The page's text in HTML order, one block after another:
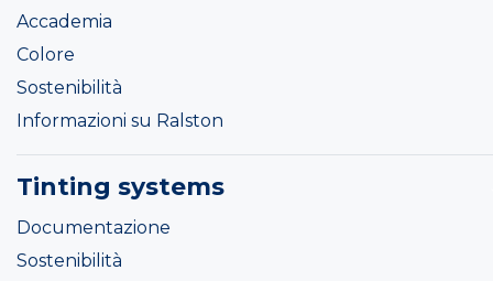
Accademia
Colore
Sostenibilità
Informazioni su Ralston
Tinting systems
Documentazione
Sostenibilità